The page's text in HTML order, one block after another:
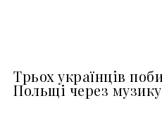
Трьох українців
Польщі через